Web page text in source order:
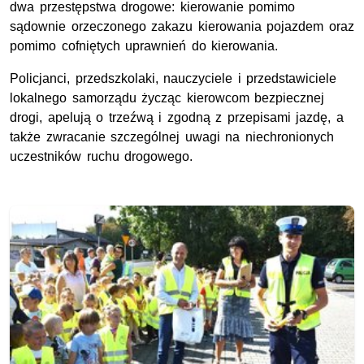
dwa przestępstwa drogowe: kierowanie pomimo
sądownie orzeczonego zakazu kierowania pojazdem oraz
pomimo cofniętych uprawnień do kierowania.
Policjanci, przedszkolaki, nauczyciele i przedstawiciele
lokalnego samorządu życząc kierowcom bezpiecznej
drogi, apelują o trzeźwą i zgodną z przepisami jazdę, a
także zwracanie szczególnej uwagi na niechronionych
uczestników ruchu drogowego.